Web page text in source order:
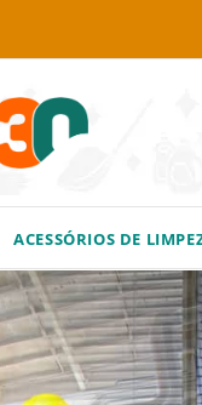
ACESSÓRIOS DE